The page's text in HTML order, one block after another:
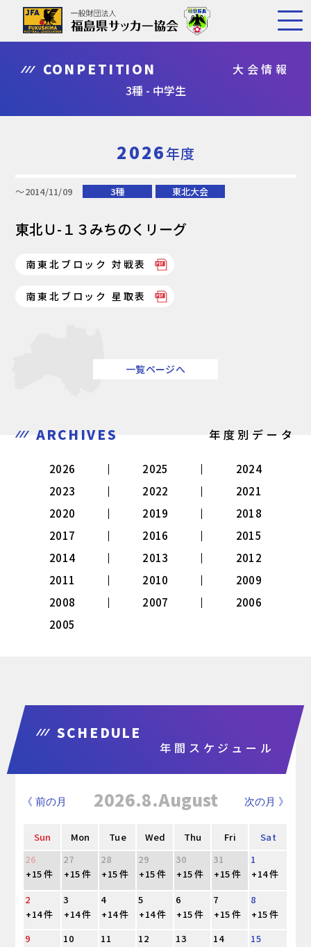
CONPETITION
大会情報
3種 - 中学生
2026年度
〜2014/11/09 3種 東北大会
東北Ｕ-１３みちのくリーグ
南東北ブロック 対戦表
南東北ブロック 星取表
一覧ページへ
ARCHIVES 年度別データ
2026 2025
2024
2023
2022
2021
2020
2019
2018
2017
2016
2015
2014
2013
2012
2011
2010
2009
2008
2007
2006
2005
SCHEDULE
年間スケジュール
《 前の月 次の月 》
2026.8.August
Sun Mon Tue Wed Thu Fri
Sat
26
27 28 29 30 31
1
+15 件
+15 件 +15 件 +15 件 +15 件 +15 件
+14 件
2
3 4 5 6 7
8
+14 件
+14 件 +14 件 +14 件 +15 件 +15 件
+15 件
9
10 11 12 13 14
15